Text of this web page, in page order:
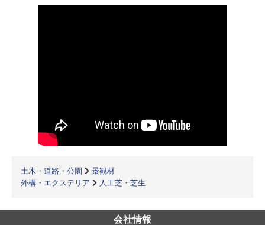
土木・道路・公園
景観材
外構・エクステリア
人工芝・芝生
会社情報